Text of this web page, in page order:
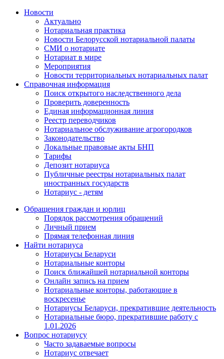
Новости
Актуально
Нотариальная практика
Новости Белорусской нотариальной палаты
СМИ о нотариате
Нотариат в мире
Мероприятия
Новости территориальных нотариальных палат
Справочная информация
Поиск открытого наследственного дела
Проверить доверенность
Единая информационная линия
Реестр переводчиков
Нотариальное обслуживание агрогородков
Законодательство
Локальные правовые акты БНП
Тарифы
Депозит нотариуса
Публичные реестры нотариальных палат
иностранных государств
Нотариус - детям
Обращения граждан и юрлиц
Порядок рассмотрения обращений
Личный прием
Прямая телефонная линия
Найти нотариуса
Нотариусы Беларуси
Нотариальные конторы
Поиск ближайшей нотариальной конторы
Онлайн запись на прием
Нотариальные конторы, работающие в
воскресенье
Нотариусы Беларуси, прекратившие деятельность
Нотариальные бюро, прекратившие работу с
1.01.2026
Вопрос нотариусу
Часто задаваемые вопросы
Нотариус отвечает